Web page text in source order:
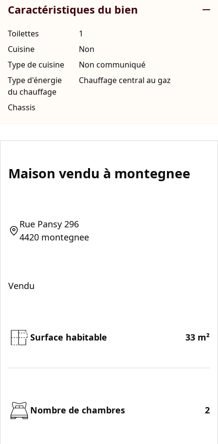
Caractéristiques du bien
Toilettes
1
Cuisine
Non
Type de cuisine
Non communiqué
Type d'énergie
du chauffage
Chauffage central au gaz
Chassis
Maison vendu à montegnee
Rue Pansy 296
4420 montegnee
Vendu
Surface habitable 33 m²
Nombre de chambres 2